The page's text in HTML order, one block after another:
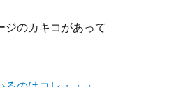
ジのカキコがあって